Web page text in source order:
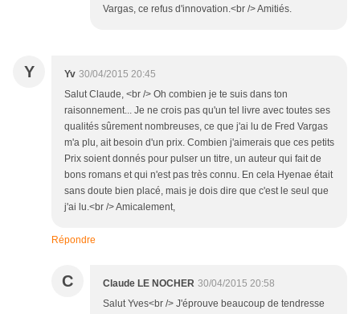
Vargas, ce refus d'innovation.<br /> Amitiés.
Y Yv 30/04/2015 20:45
Salut Claude, <br /> Oh combien je te suis dans ton
raisonnement... Je ne crois pas qu'un tel livre avec toutes ses
qualités sûrement nombreuses, ce que j'ai lu de Fred Vargas
m'a plu, ait besoin d'un prix. Combien j'aimerais que ces petits
Prix soient donnés pour pulser un titre, un auteur qui fait de
bons romans et qui n'est pas très connu. En cela Hyenae était
sans doute bien placé, mais je dois dire que c'est le seul que
j'ai lu.<br /> Amicalement,
Répondre
C Claude LE NOCHER 30/04/2015 20:58
Salut Yves<br /> J'éprouve beaucoup de tendresse